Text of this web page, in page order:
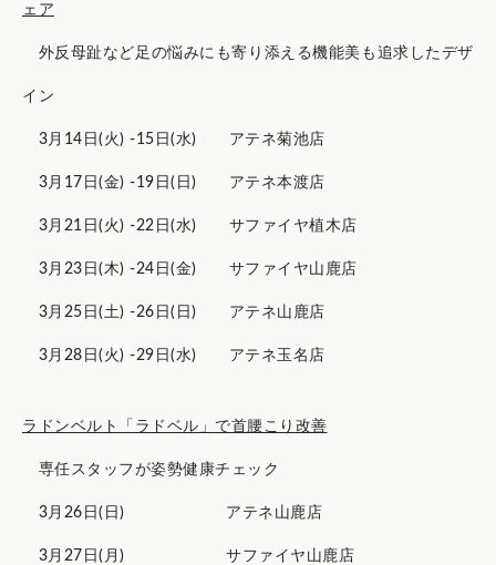
ェア
外反母趾など足の悩みにも寄り添える機能美も追求したデザ
イン
3月14日(火) -15日(水) アテネ菊池店
3月17日(金) -19日(日) アテネ本渡店
3月21日(火) -22日(水) サファイヤ植木店
3月23日(木) -24日(金) サファイヤ山鹿店
3月25日(土) -26日(日) アテネ山鹿店
3月28日(火) -29日(水) アテネ玉名店
ラドンベルト「ラドベル」で首腰こり改善
専任スタッフが姿勢健康チェック
3月26日(日) アテネ山鹿店
3月27日(月) サファイヤ山鹿店